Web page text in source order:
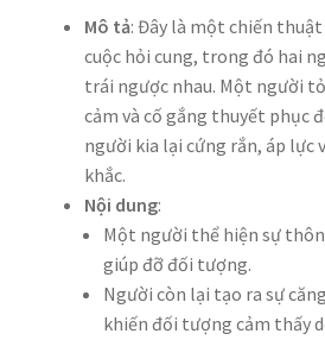
Mô tả: Đây là một chiến
cuộc hỏi cung, trong đó hai
trái ngược nhau. Một người
cảm và cố gắng thuyết phục
người kia lại cứng rắn, áp lực
khắc.
Nội dung:
Một người thể hiện sự
giúp đỡ đối tượng.
Người còn lại tạo ra sự
khiến đối tượng cảm thấy